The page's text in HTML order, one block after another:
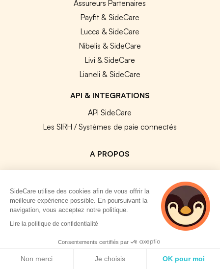
Assureurs Partenaires
Payfit & SideCare
Lucca & SideCare
Nibelis & SideCare
Livi & SideCare
Lianeli & SideCare
API & INTEGRATIONS
API SideCare
Les SIRH / Systèmes de paie connectés
A PROPOS
Centre d'aide
Nous contacter
Travailler chez SideCare
Mentions légales
SideCare utilise des cookies afin de vous offrir la
meilleure expérience possible. En poursuivant la
navigation, vous acceptez notre politique.
Lire la politique de confidentialité
Consentements certifiés par
Non merci Je choisis OK pour moi
2 personnes
consultent
actuellement cette